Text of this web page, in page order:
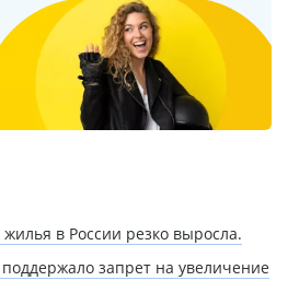
в России резко выросла.
запрет на увеличение